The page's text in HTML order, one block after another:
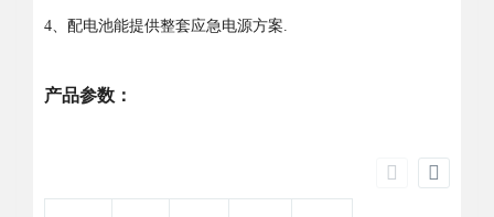
4、配电池能提供整套应急电源方案.
产品参数：